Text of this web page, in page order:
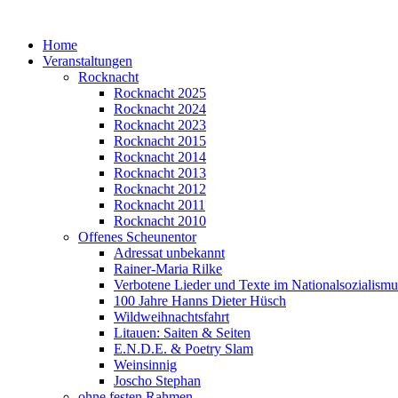
Home
Veranstaltungen
Rocknacht
Rocknacht 2025
Rocknacht 2024
Rocknacht 2023
Rocknacht 2015
Rocknacht 2014
Rocknacht 2013
Rocknacht 2012
Rocknacht 2011
Rocknacht 2010
Offenes Scheunentor
Adressat unbekannt
Rainer-Maria Rilke
Verbotene Lieder und Texte im
100 Jahre Hanns Dieter Hüsch
Wildweihnachtsfahrt
Litauen: Saiten & Seiten
E.N.D.E. & Poetry Slam
Weinsinnig
Joscho Stephan